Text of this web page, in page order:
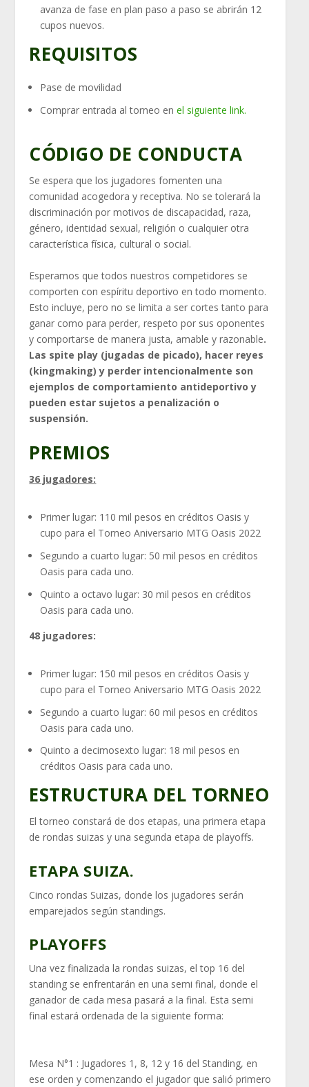
avanza de fase en plan paso a paso se abrirán 12
cupos nuevos.
REQUISITOS
Pase de movilidad
Comprar entrada al torneo enel siguiente link.
CÓDIGO DE CONDUCTA
Se espera que los jugadores fomenten una
comunidad acogedora y receptiva. No se tolerará la
discriminación por motivos de discapacidad, raza,
género, identidad sexual, religión o cualquier otra
característica física, cultural o social.
Esperamos que todos nuestros competidores se
comporten con espíritu deportivo en todo momento.
Esto incluye, pero no se limita a ser cortes tanto para
ganar como para perder, respeto por sus oponentes
y comportarse de manera justa, amable y razonable.
Las spite play (jugadas de picado), hacer reyes
(kingmaking) y perder intencionalmente son
ejemplos de comportamiento antideportivo y
pueden estar sujetos a penalización o
suspensión.
PREMIOS
36 jugadores:
Primer lugar: 110 mil pesos en créditos Oasis y
cupo para el Torneo Aniversario MTG Oasis 2022
Segundo a cuarto lugar: 50 mil pesos en créditos
Oasis para cada uno.
Quinto a octavo lugar: 30 mil pesos en créditos
Oasis para cada uno.
48 jugadores:
Primer lugar: 150 mil pesos en créditos Oasis y
cupo para el Torneo Aniversario MTG Oasis 2022
Segundo a cuarto lugar: 60 mil pesos en créditos
Oasis para cada uno.
Quinto a decimosexto lugar: 18 mil pesos en
créditos Oasis para cada uno.
ESTRUCTURA DEL TORNEO
El torneo constará de dos etapas, una primera etapa
de rondas suizas y una segunda etapa de playoffs.
ETAPA SUIZA.
Cinco rondas Suizas, donde los jugadores serán
emparejados según standings.
PLAYOFFS
Una vez finalizada la rondas suizas, el top 16 del
standing se enfrentarán en una semi final, donde el
ganador de cada mesa pasará a la final. Esta semi
final estará ordenada de la siguiente forma:
Mesa N°1 : Jugadores 1, 8, 12 y 16 del Standing, en
ese orden y comenzando el jugador que salió primero